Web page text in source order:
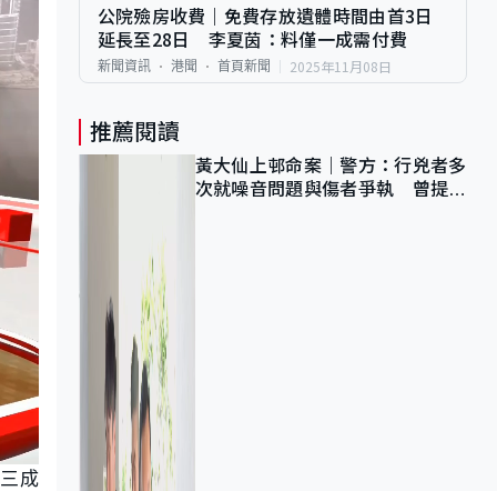
成
公院殮房收費｜免費存放遺體時間由首3日
延長至28日 李夏茵：料僅一成需付費
新聞資訊 港聞 首頁新聞 2025年11月08日
推薦閱讀
黃大仙上邨命案｜警方：行兇者多
次就噪音問題與傷者爭執 曾提出